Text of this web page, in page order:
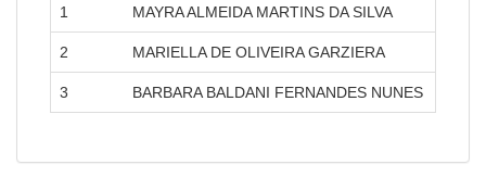
1 MAYRA ALMEIDA MARTINS DA SILVA
2 MARIELLA DE OLIVEIRA GARZIERA
3 BARBARA BALDANI FERNANDES NUNES